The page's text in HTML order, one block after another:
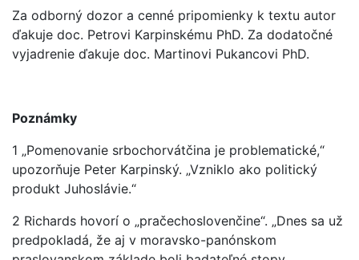
Za odborný dozor a cenné pripomienky k textu autor
ďakuje doc. Petrovi Karpinskému PhD. Za dodatočné
vyjadrenie ďakuje doc. Martinovi Pukancovi PhD.
Poznámky
1 „Pomenovanie srbochorvátčina je problematické,“
upozorňuje Peter Karpinský. „Vzniklo ako politický
produkt Juhoslávie.“
2 Richards hovorí o „pračechoslovenčine“. „Dnes sa už
predpokladá, že aj v moravsko-panónskom